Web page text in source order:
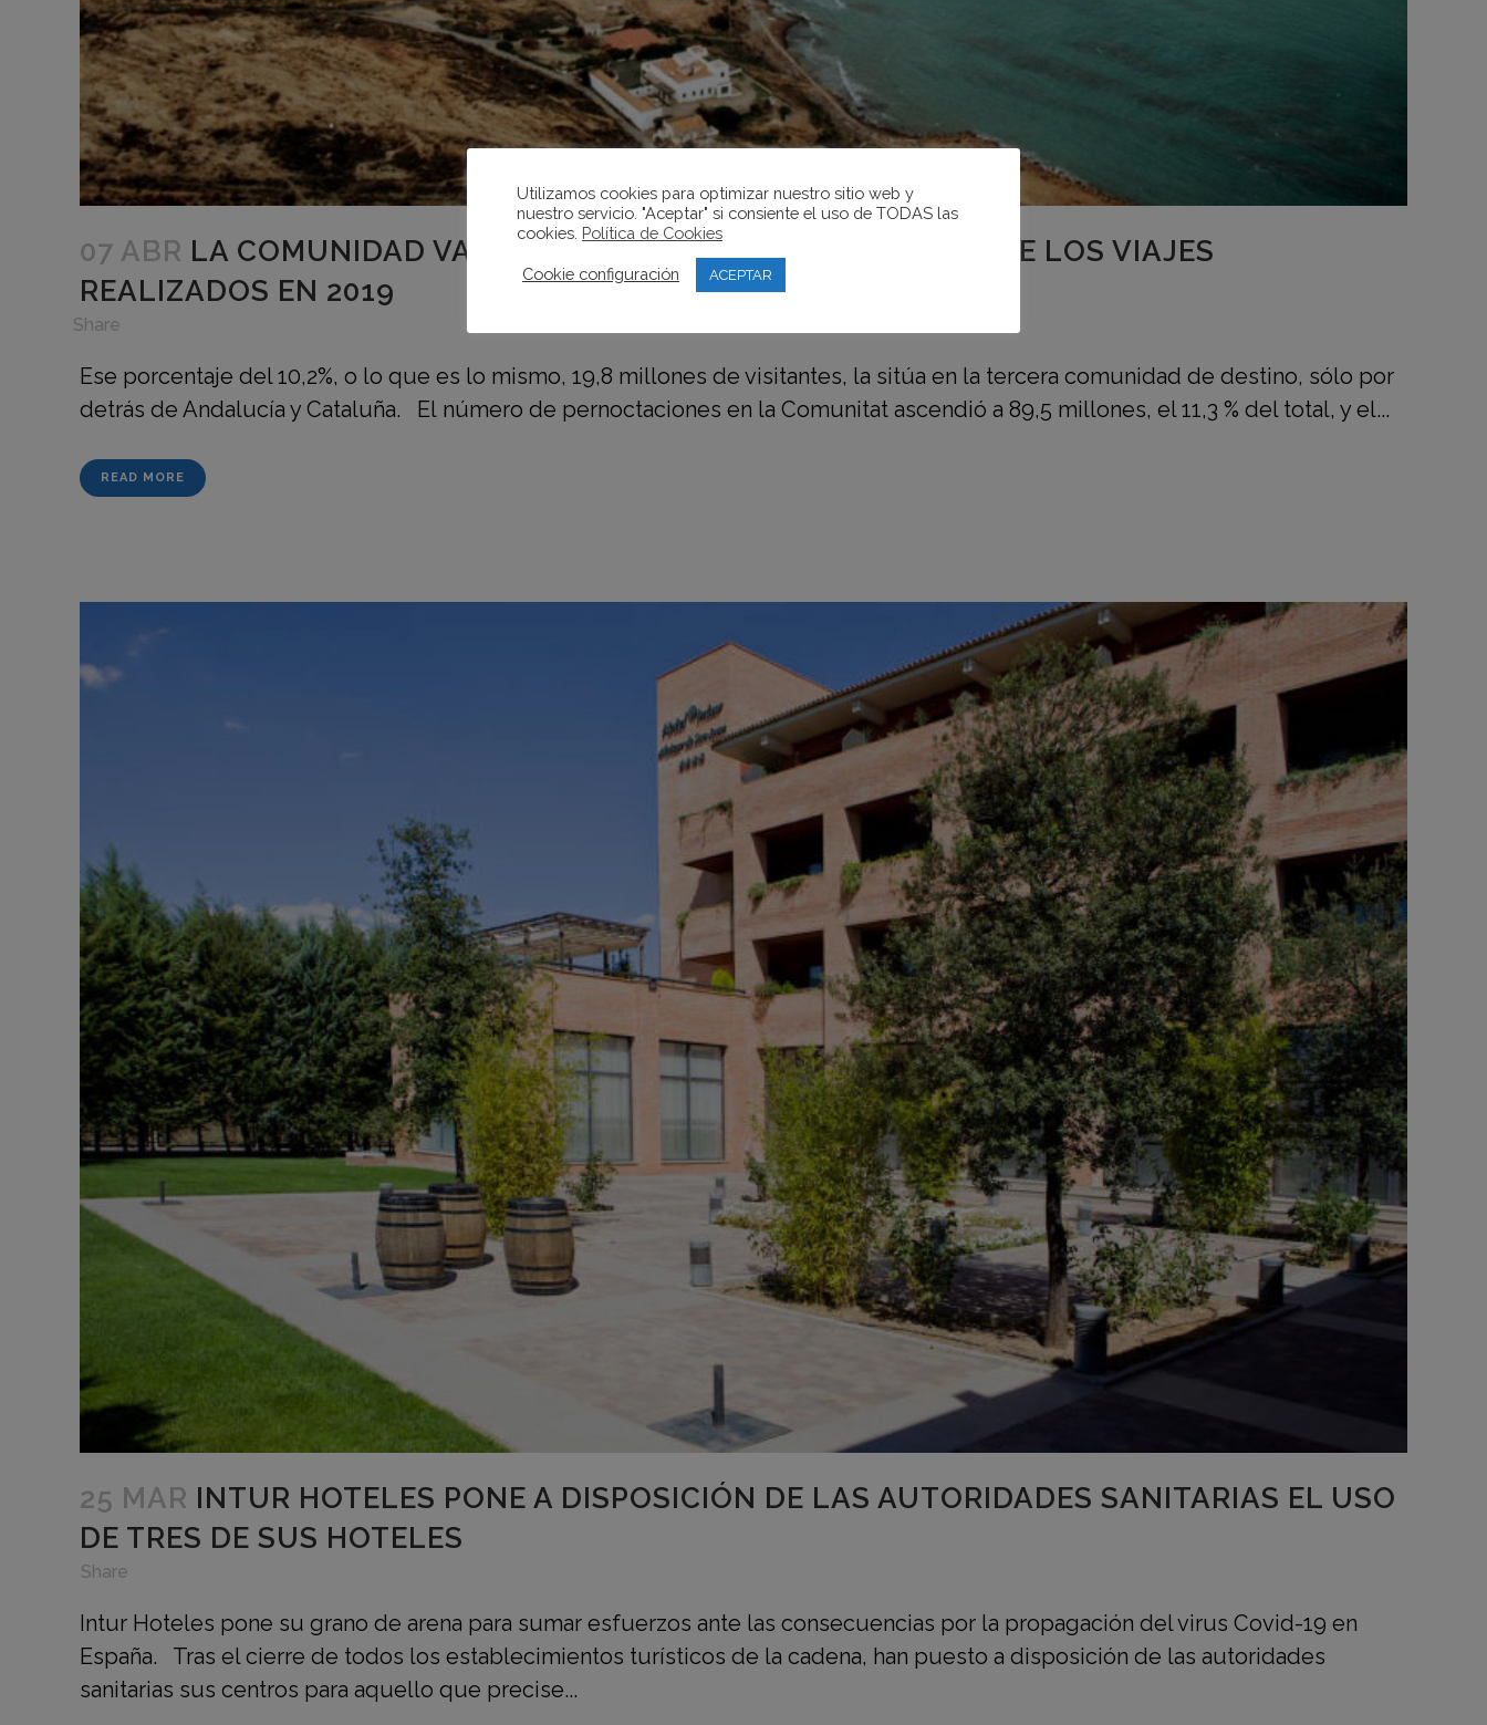
07 ABR LA COMUNIDAD VALENCIANA FUE DESTINO DEL 10,2% DE LOS VIAJES
REALIZADOS EN 2019
Share
Ese porcentaje del 10,2%, o lo que es lo mismo, 19,8 millones de visitantes, la sitúa en la tercera comunidad de destino, sólo por
detrás de Andalucía y Cataluña. El número de pernoctaciones en la Comunitat ascendió a 89,5 millones, el 11,3 % del total, y el...
READ MORE
25 MAR INTUR HOTELES PONE A DISPOSICIÓN DE LAS AUTORIDADES SANITARIAS EL USO
DE TRES DE SUS HOTELES
Share
Intur Hoteles pone su grano de arena para sumar esfuerzos ante las consecuencias por la propagación del virus Covid-19 en
España. Tras el cierre de todos los establecimientos turísticos de la cadena, han puesto a disposición de las autoridades
sanitarias sus centros para aquello que precise...
Utilizamos cookies para optimizar nuestro sitio web y
nuestro servicio. "Aceptar" si consiente el uso de TODAS las
cookies. Política de Cookies
Cookie configuración ACEPTAR